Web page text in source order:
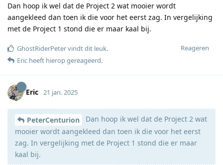
Dan hoop ik wel dat de Project 2 wat mooier wordt
aangekleed dan toen ik die voor het eerst zag. In vergelijking
met de Project 1 stond die er maar kaal bij.
Reageren
GhostRiderPetervindt dit leuk.
Eric heeft hierop gereageerd.
Eric 21 jan. 2025
PeterCenturion
Dan hoop ik wel dat de Project 2 wat
mooier wordt aangekleed dan toen ik die voor het eerst
zag. In vergelijking met de Project 1 stond die er maar
kaal bij.